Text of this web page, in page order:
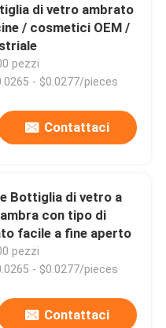
di vetro ambrato
/ cosmetici OEM /
pezzi
- $0.0277/pieces
Contattaci
Bottiglia di vetro a
con tipo di
facile a fine aperto
pezzi
- $0.0277/pieces
Contattaci